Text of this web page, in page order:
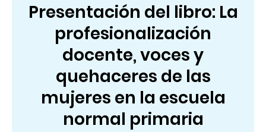
Presentación del libro: La
profesionalización
docente, voces y
quehaceres de las
mujeres en la escuela
normal primaria